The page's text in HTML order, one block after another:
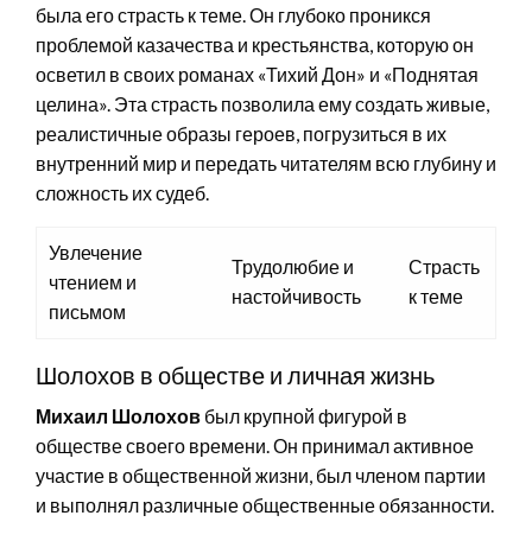
была его страсть к теме. Он глубоко проникся
проблемой казачества и крестьянства, которую он
осветил в своих романах «Тихий Дон» и «Поднятая
целина». Эта страсть позволила ему создать живые,
реалистичные образы героев, погрузиться в их
внутренний мир и передать читателям всю глубину и
сложность их судеб.
Увлечение
чтением и
письмом
Трудолюбие и
настойчивость
Страсть
к теме
Шолохов в обществе и личная жизнь
Михаил Шолохов был крупной фигурой в
обществе своего времени. Он принимал активное
участие в общественной жизни, был членом партии
и выполнял различные общественные обязанности.